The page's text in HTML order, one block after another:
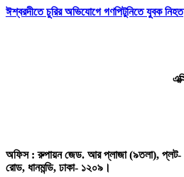
ঈশ্বরদীতে চুরির অভিযোগে গণপিটুনিতে যুবক নিহত
অফিস : রুপায়ন জেড. আর প্লাজা (৯তলা),
রোড, ধানমন্ডি, ঢাকা- ১২০৯।